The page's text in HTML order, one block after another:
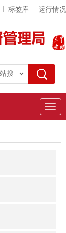
标签库 运行情况
导